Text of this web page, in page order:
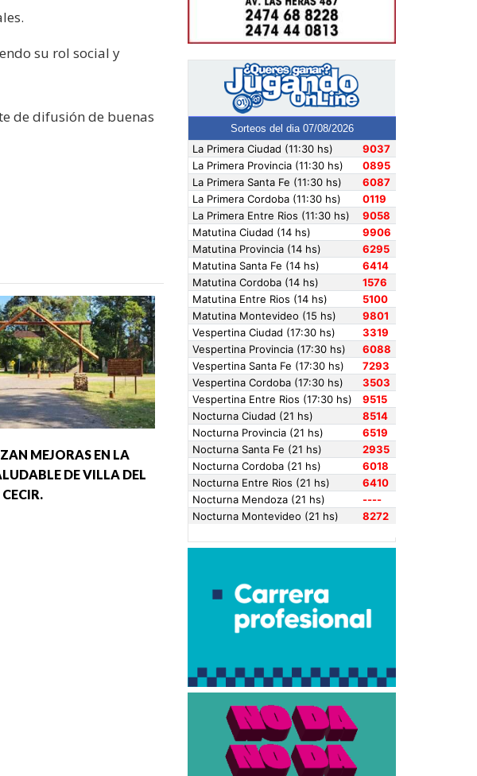
su rol social y
de difusión de buenas
MEJORAS EN LA
DE VILLA DEL